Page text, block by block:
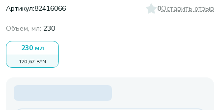
Артикул:82416066 0Оставить отзыв
Объем, мл: 230
230 мл
120,67 BYN